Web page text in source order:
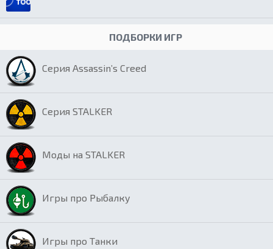
ПОДБОРКИ ИГР
Серия Assassin’s Creed
Серия STALKER
Моды на STALKER
Игры про Рыбалку
Игры про Танки